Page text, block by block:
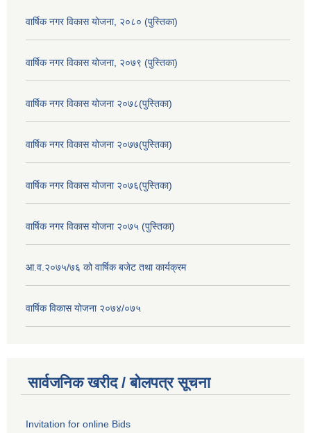
वार्षिक नगर विकास योजना, २०८० (पुस्तिका)
वार्षिक नगर विकास योजना, २०७९ (पुस्तिका)
वार्षिक नगर विकास योजना २०७८(पुस्तिका)
वार्षिक नगर विकास योजना २०७७(पुस्तिका)
वार्षिक नगर विकास योजना २०७६(पुस्तिका)
वार्षिक नगर विकास योजना २०७५ (पुस्तिका)
आ.व.२०७५/७६ को वार्षिक बजेट तथा कार्यक्रम
वार्षिक विकास योजना २०७४/०७५
सार्वजनिक खरीद / बोलपत्र सूचना
Invitation for online Bids